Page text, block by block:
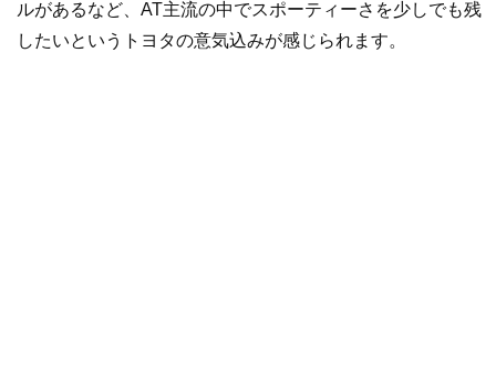
ルがあるなど、AT主流の中でスポーティーさを少しでも残
したいというトヨタの意気込みが感じられます。